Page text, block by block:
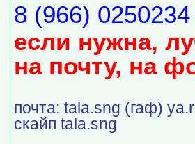
8 (966) 0250234
если нужна,
на почту, на
почта: tala.sng (гаф)
скайп tala.sng